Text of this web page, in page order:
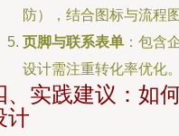
防），结合图标与流程
页脚与联系表单 ：包含
设计需注重转化率优化。
、实践建议：如
计